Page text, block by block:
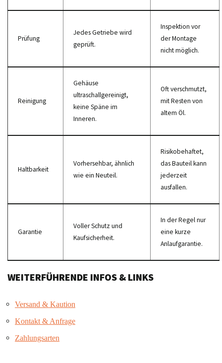
Prüfung
Jedes Getriebe wird
geprüft.
Inspektion vor
der Montage
nicht möglich.
Reinigung
Gehäuse
ultraschallgereinigt,
keine Späne im
Inneren.
Oft verschmutzt,
mit Resten von
altem Öl.
Haltbarkeit
Vorhersehbar, ähnlich
wie ein Neuteil.
Risikobehaftet,
das Bauteil kann
jederzeit
ausfallen.
Garantie
Voller Schutz und
Kaufsicherheit.
In der Regel nur
eine kurze
Anlaufgarantie.
WEITERFÜHRENDE INFOS & LINKS
Versand & Kaution
Kontakt & Anfrage
Zahlungsarten